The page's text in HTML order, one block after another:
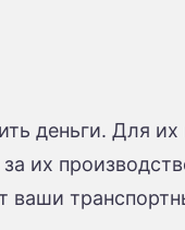
деньги. Для их
их
ваши